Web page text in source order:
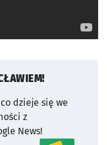
dzieje się we
z
News!